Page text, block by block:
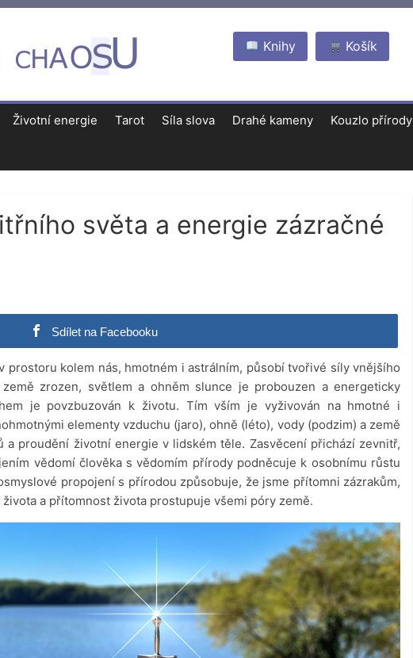
Košík
Knihy
Životní energie Tarot Síla slova Drahé kameny Kouzlo přírody
světa a energie zázračné
Sdílet na Facebooku
prostoru kolem nás, hmotném i astrálním, působí tvořivé síly vnějšího
zrozen, světlem a ohněm slunce je probouzen a energeticky
je povzbuzován k životu. Tím vším je vyživován na hmotné i
elementy vzduchu (jaro), ohně (léto), vody (podzim) a země
a proudění životní energie v lidském těle. Zasvěcení přichází zevnitř,
vědomí člověka s vědomím přírody podněcuje k osobnímu růstu
propojení s přírodou způsobuje, že jsme přítomni zázrakům,
a přítomnost života prostupuje všemi póry země.